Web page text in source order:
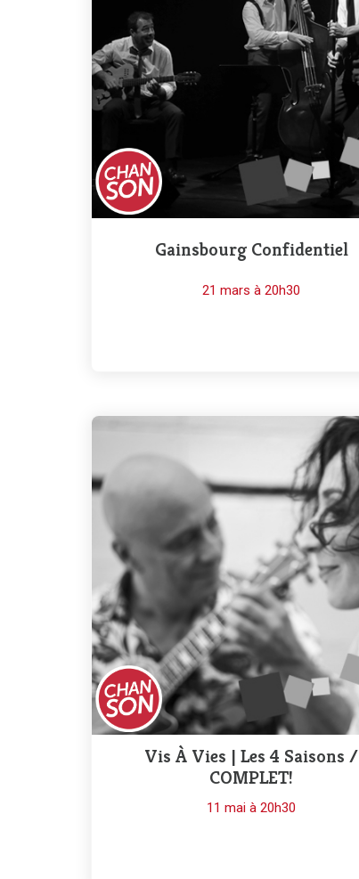
Gainsbourg Confidentiel
21 mars à 20h30
Vis À Vies | Les 4 Saisons /
COMPLET!
11 mai à 20h30